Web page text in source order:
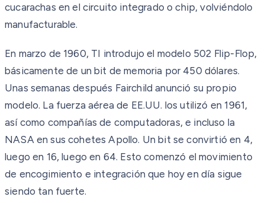
cucarachas en el circuito integrado o chip, volviéndolo
manufacturable.
En marzo de 1960, TI introdujo el modelo 502 Flip-Flop,
básicamente de un bit de memoria por 450 dólares.
Unas semanas después Fairchild anunció su propio
modelo. La fuerza aérea de EE.UU. los utilizó en 1961,
así como compañías de computadoras, e incluso la
NASA en sus cohetes Apollo. Un bit se convirtió en 4,
luego en 16, luego en 64. Esto comenzó el movimiento
de encogimiento e integración que hoy en día sigue
siendo tan fuerte.